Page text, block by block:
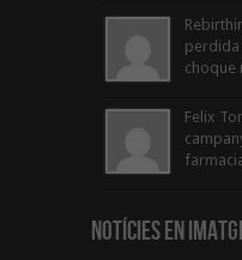
perdida
choque
Felix
Notícies en